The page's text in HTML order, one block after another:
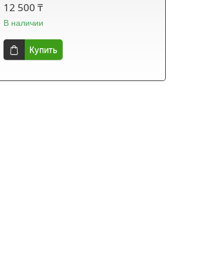
12 500 ₸
В наличии
Купить